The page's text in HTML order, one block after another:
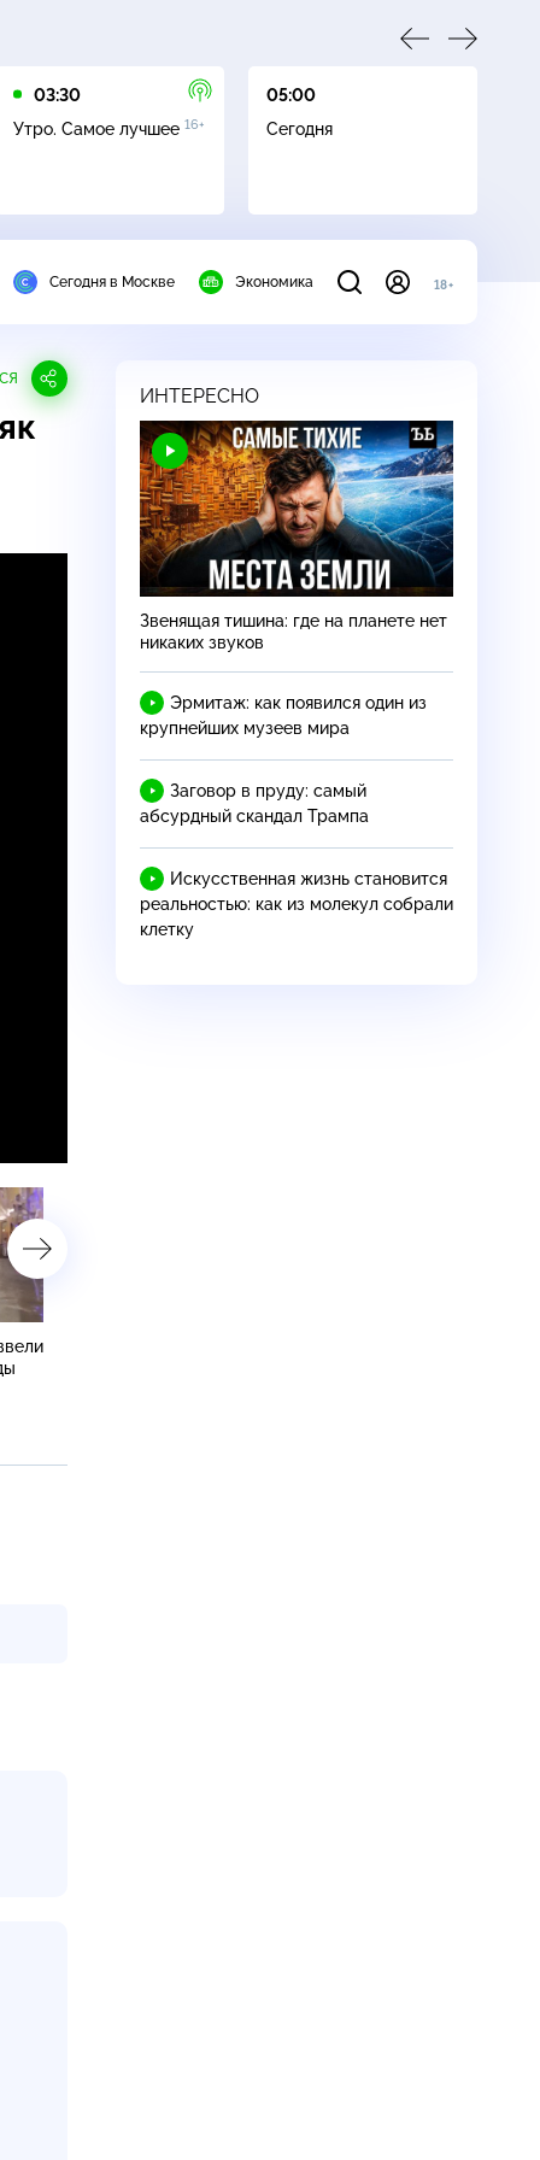
03:30
Утро. Самое лучшее 16+
05:00
Сегодня
Сегодня в Москве Экономика 18+
ИНТЕРЕСНО
Звенящая тишина: где на планете нет
никаких звуков
Эрмитаж: как появился один из
крупнейших музеев мира
Заговор в пруду: самый
абсурдный скандал Трампа
Искусственная жизнь становится
реальностью: как из молекул собрали
клетку